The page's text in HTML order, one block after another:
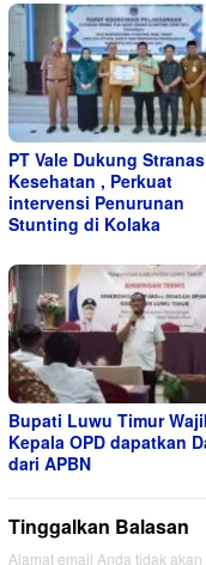
PT Vale Dukung Stranas
Kesehatan , Perkuat
intervensi Penurunan
Stunting di Kolaka
Bupati Luwu Timur
Kepala OPD dapatkan
dari APBN
Tinggalkan Balasan
Alamat email Anda tidak